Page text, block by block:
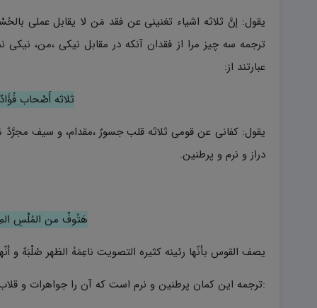
یقول: إنَّ ثلاثه اشیاء تغنینی عن فقد مَن لا یقابل عملی
ترجمه سه چیز مرا از فقدان آنکه در مقابل نیکی ،من،
عبارتند از:
ثلاثه أَصْحاب
یقول: کفانی عن قومی ثلاثه قلب جسورٌ ،مقدام، و سیف
دراز و نرم و پرطنین.
هَتُوفٌ من المُلْسِ
یصف القوس بأنّها رئینه کثیره التصویت ناعِمَهُ الظهر صُلْبَهٌ و
:ترجمه این کمان پرطنین و نرم است که آن را جواهرات و